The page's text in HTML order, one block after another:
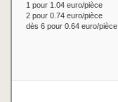
1 pour 1.04 euro/pièce
2 pour 0.74 euro/pièce
dès 6 pour 0.64 euro/pièce